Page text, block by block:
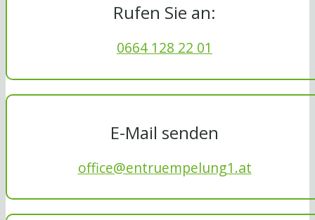
Rufen Sie an:
0664 128 22 01
E-Mail senden
office@entruempelung1.at